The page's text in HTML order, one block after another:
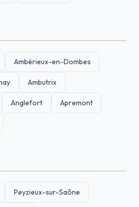
Ambérieux-en-Dombes
Ambutrix
Anglefort Apremont
Peyzieux-sur-Saône